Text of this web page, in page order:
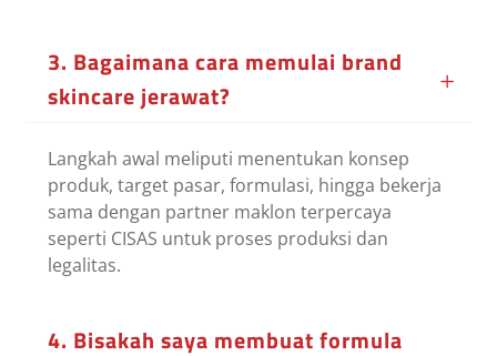
3. Bagaimana cara memulai brand
skincare jerawat?
Langkah awal meliputi menentukan konsep
produk, target pasar, formulasi, hingga bekerja
sama dengan partner maklon terpercaya
seperti CISAS untuk proses produksi dan
legalitas.
4. Bisakah saya membuat formula